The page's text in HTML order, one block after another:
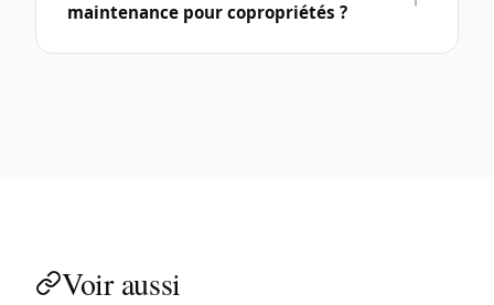
maintenance pour copropriétés ?
Voir aussi